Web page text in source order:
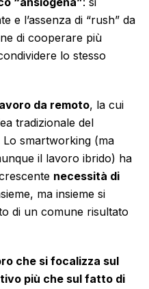
e l’assenza di “rush” da
di cooperare più
lo stesso
da remoto, la cui
tradizionale del
Lo smartworking (ma
il lavoro ibrido) ha
necessità di
ma insieme si
di un comune risultato
che si focalizza sul
più che sul fatto di